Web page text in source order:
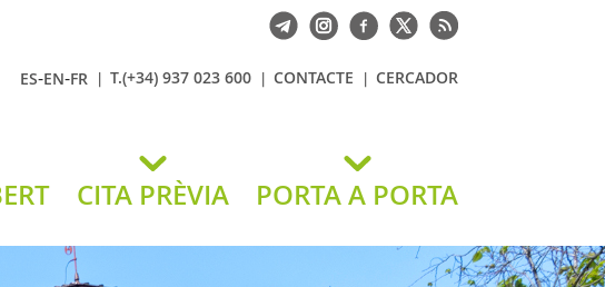
ES-EN-FR T.(+34) 937 023 600 CONTACTE CERCADOR
CITA PRÈVIA PORTA A PORTA